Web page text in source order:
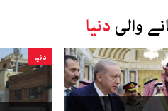
والی دنیا
دنیا